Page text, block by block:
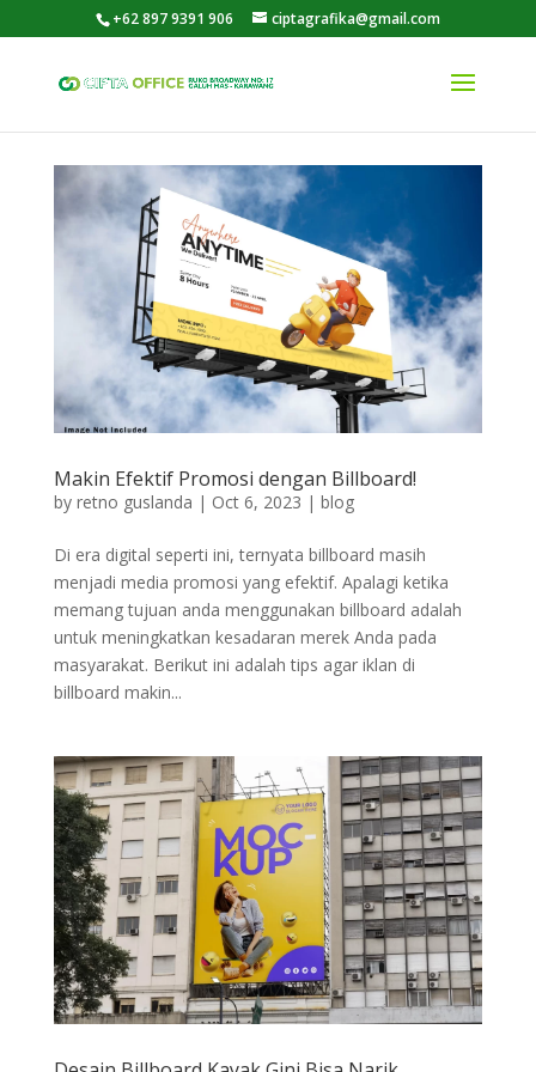
+62 897 9391 906 ciptagrafika@gmail.com
Makin Efektif Promosi dengan Billboard!
by retno guslanda | Oct 6, 2023 | blog
Di era digital seperti ini, ternyata billboard masih
menjadi media promosi yang efektif. Apalagi ketika
memang tujuan anda menggunakan billboard adalah
untuk meningkatkan kesadaran merek Anda pada
masyarakat. Berikut ini adalah tips agar iklan di
billboard makin...